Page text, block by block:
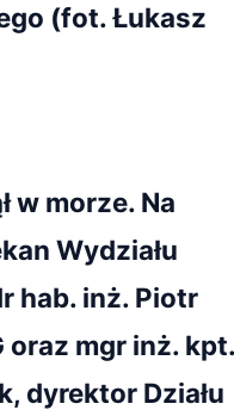
(fot. Łukasz
w morze. Na
Wydziału
hab. inż. Piotr
oraz mgr inż. kpt.
dyrektor Działu